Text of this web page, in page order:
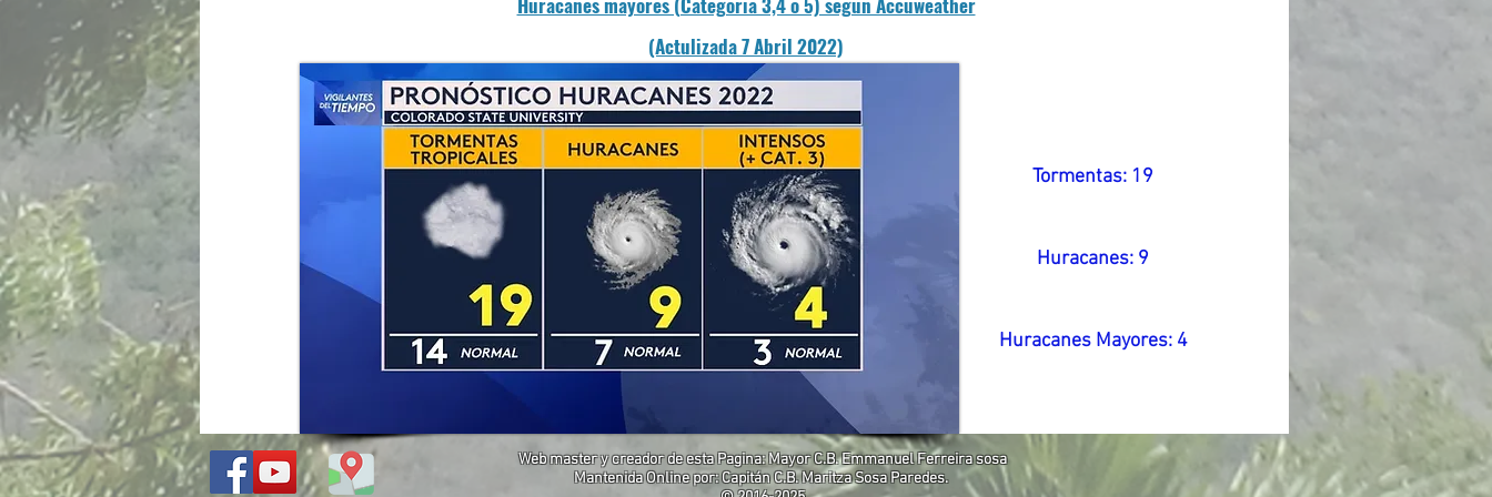
(Actulizada 7 Abril 2022)
Tormentas: 19
Huracanes: 9
Huracanes Mayores: 4
Web master y creador de esta Pagina: Mayor C.B. Emmanuel Ferreira sosa
Mantenida Online por: Capitán C.B. Maritza Sosa Paredes.